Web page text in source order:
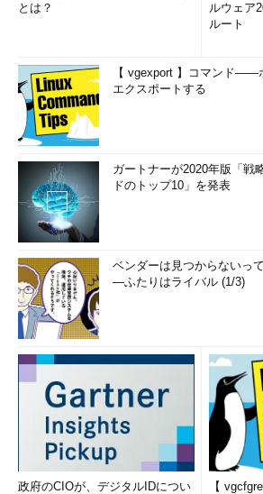
とは？
ルウェア
ルート
【 vgexport 】コマンド――
エクスポートする
ガートナーが2020年版「戦
ドのトップ10」を発表
ベンダーは見つからないっ
―ふたりはライバル (1/3)
政府のCIOが、デジタルIDについ
【